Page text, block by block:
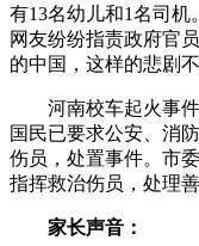
有13名幼儿和1名司机
网友纷纷指责政府官
的中国，这样的悲剧不
河南校车起火事件
国民已要求公安、消
伤员，处置事件。市
指挥救治伤员，处理善
家长声音：